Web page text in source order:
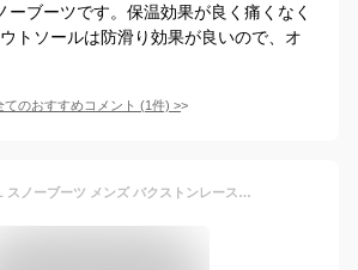
ーブーツです。保温効果が良く痛くなく
トソールは防滑り効果が良いので、オ
てのおすすめコメント (1件) >
ソレル SOREL スノーブーツ メンズ バクストンレースブーツ ウォータープルーフ BUXTON LACE BOOT WP NM5081 2024AW wbt【靴】2410trip